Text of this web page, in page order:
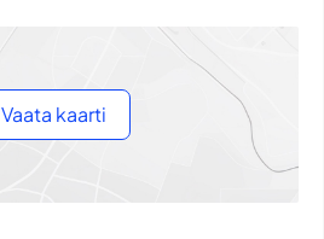
Vaata kaarti